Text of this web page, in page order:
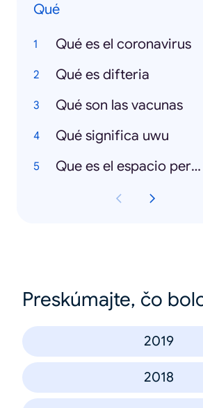
Qué
Qué es el coronavirus
Qué es difteria
Qué son las vacunas
Qué significa uwu
Que es el espacio personal
Preskúmajte, čo
2019
2018